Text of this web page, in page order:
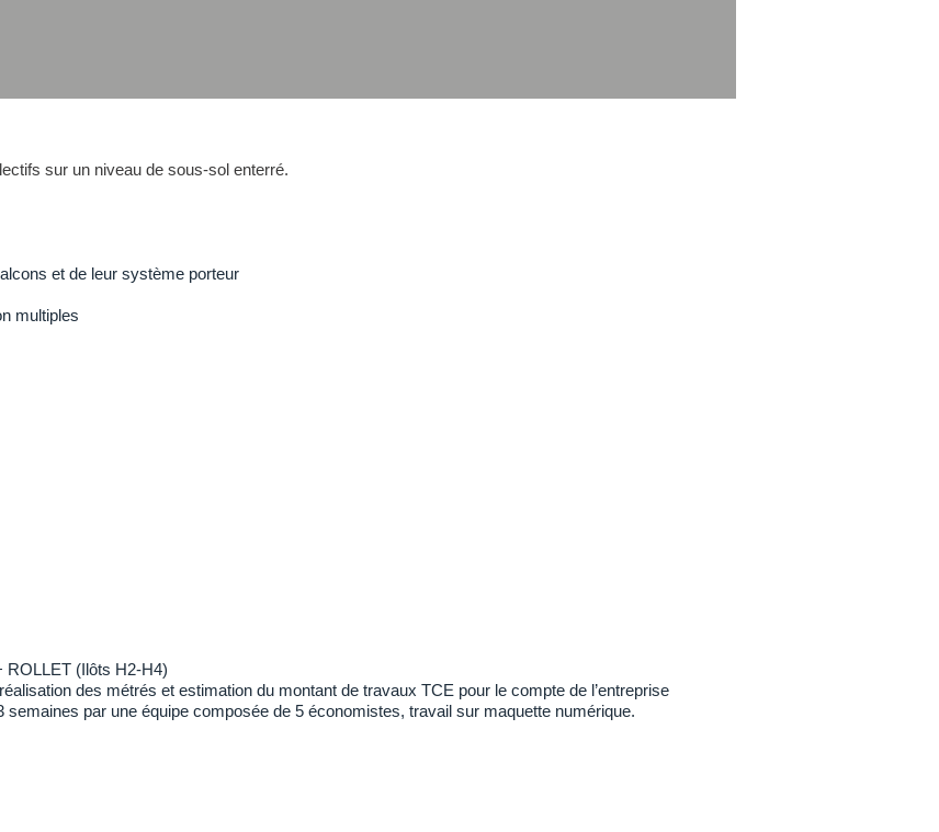
sur un niveau de sous-sol enterré.
et de leur système porteur
multiples
ROLLET (Ilôts H2-H4)
réalisation des métrés et estimation du montant de travaux TCE pour le compte de l’entreprise
par une équipe composée de 5 économistes, travail sur maquette numérique.